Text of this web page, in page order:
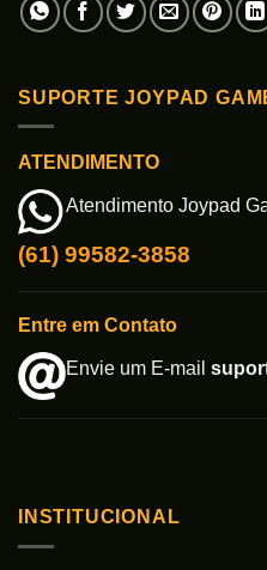
SUPORTE JOYPAD
ATENDIMENTO
Atendimento Joypad
(61) 99582-3858
Entre em Contato
Envie um E-mail
INSTITUCIONAL